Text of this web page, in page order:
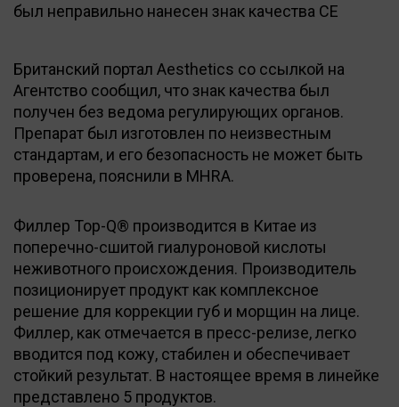
был неправильно нанесен знак качества CE
Британский портал Aesthetics со ссылкой на
Агентство сообщил, что знак качества был
получен без ведома регулирующих органов.
Препарат был изготовлен по неизвестным
стандартам, и его безопасность не может быть
проверена, пояснили в MHRA.
Филлер Top-Q® производится в Китае из
поперечно-сшитой гиалуроновой кислоты
неживотного происхождения. Производитель
позиционирует продукт как комплексное
решение для коррекции губ и морщин на лице.
Филлер, как отмечается в пресс-релизе, легко
вводится под кожу, стабилен и обеспечивает
стойкий результат. В настоящее время в линейке
представлено 5 продуктов.